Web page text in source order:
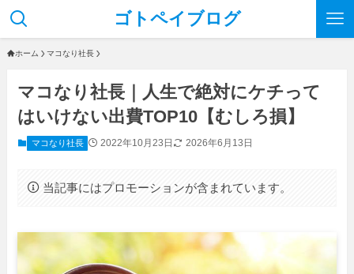
ゴトペイブログ
ホーム マコなり社長
マコなり社長｜人生で絶対にケチって
はいけない出費TOP10【むしろ損】
マコなり社長 2022年10月23日 2026年6月13日
当記事にはプロモーションが含まれています。